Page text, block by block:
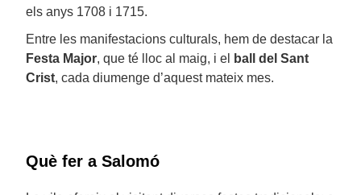
els anys 1708 i 1715.
Entre les manifestacions culturals, hem de destacar la
Festa Major, que té lloc al maig, i el
ball del Sant
Crist, cada diumenge d’aquest mateix mes.
Què fer a Salomó